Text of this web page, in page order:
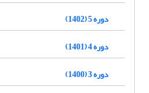
دوره 5 (1402)
دوره 4 (1401)
دوره 3 (1400)